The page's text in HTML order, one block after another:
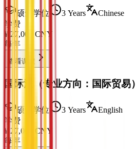
硕士学位 3 Years
Chinese
学费
¥ 27,000
CNY
每年
查看课程
国际法（专业方向：国际贸易）
硕士学位 3 Years
English
学费
¥ 27,000
CNY
每年